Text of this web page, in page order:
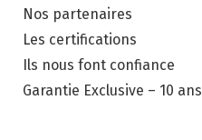
Nos partenaires
Les certifications
Ils nous font confiance
Garantie Exclusive – 10 ans